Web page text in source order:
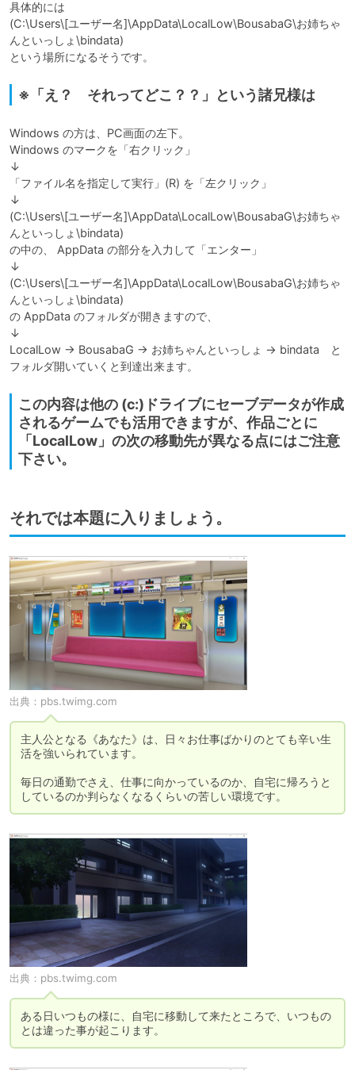
具体的には
(C:\Users\[ユーザー名]\AppData\LocalLow\BousabaG\お姉ちゃ
んといっしょ\bindata)
という場所になるそうです。
※「え？ それってどこ？？」という諸兄様は
Windows の方は、PC画面の左下。
Windows のマークを「右クリック」
↓
「ファイル名を指定して実行」(R) を「左クリック」
↓
(C:\Users\[ユーザー名]\AppData\LocalLow\BousabaG\お姉ちゃ
んといっしょ\bindata)
の中の、 AppData の部分を入力して「エンター」
↓
(C:\Users\[ユーザー名]\AppData\LocalLow\BousabaG\お姉ちゃ
んといっしょ\bindata)
の AppData のフォルダが開きますので、
↓
LocalLow → BousabaG → お姉ちゃんといっしょ → bindata　と
フォルダ開いていくと到達出来ます。
この内容は他の (c:)ドライブにセーブデータが作成
されるゲームでも活用できますが、作品ごとに
「LocalLow」の次の移動先が異なる点にはご注意
下さい。
それでは本題に入りましょう。
出典： pbs.twimg.com
主人公となる《あなた》は、日々お仕事ばかりのとても辛い生
活を強いられています。
毎日の通勤でさえ、仕事に向かっているのか、自宅に帰ろうと
しているのか判らなくなるくらいの苦しい環境です。
出典： pbs.twimg.com
ある日いつもの様に、自宅に移動して来たところで、いつもの
とは違った事が起こります。